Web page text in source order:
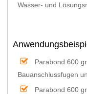
Wasser- und
Parabond 600
Bauanschlussfugen
Parabond 600